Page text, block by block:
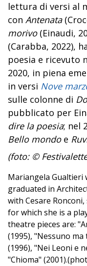
lettura di versi al
con Antenata
morivo(Einaudi,
(Carabba, 2022),
poesia e ricevuto
2020, in piena
in versi Nove
sulle colonne di
pubblicato per
dire la poesia; nel
Bello mondoe
(foto: ©
Mariangela Gualtieri
graduated in
with Cesare
for which she is a
theatre pieces are:
(1995), "Nessuno
(1996), "Nei Leoni e
"Chioma"